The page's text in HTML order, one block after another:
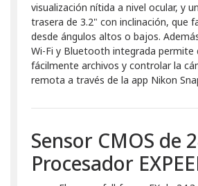
visualización nítida a nivel ocular, y
trasera de 3.2" con inclinación, que
desde ángulos altos o bajos.
Wi-Fi y Bluetooth integrada permite
fácilmente archivos y controlar la
remota a través de la app Nikon
Sensor CMOS de
Procesador